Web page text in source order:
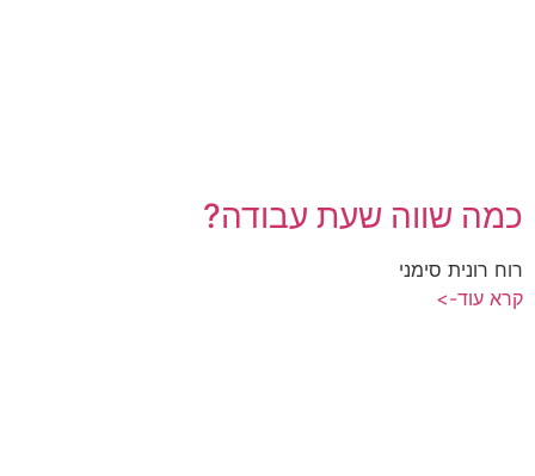
כמה שווה שעת עבודה?
רוח רונית סימני
קרא עוד->